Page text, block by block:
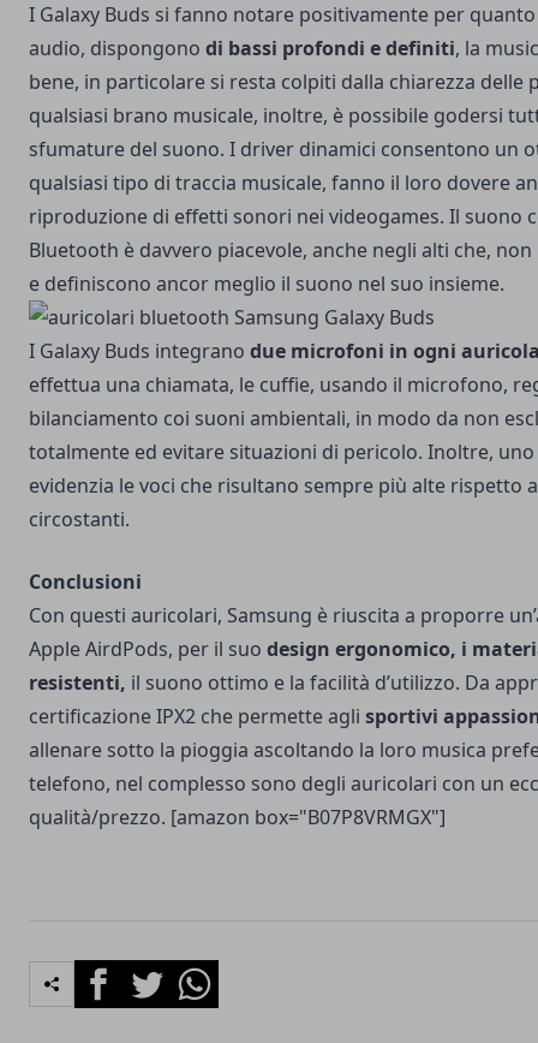
I Galaxy Buds si fanno notare positivamente per
audio, dispongono di bassi profondi e definiti, la
bene, in particolare si resta colpiti dalla chiarezza delle
qualsiasi brano musicale, inoltre, è possibile godersi
sfumature del suono. I driver dinamici consentono un
qualsiasi tipo di traccia musicale, fanno il loro dovere
riproduzione di effetti sonori nei videogames. Il suono
Bluetooth è davvero piacevole, anche negli alti che,
e definiscono ancor meglio il suono nel suo insieme.
I Galaxy Buds integrano due microfoni in ogni
effettua una chiamata, le cuffie, usando il microfono,
bilanciamento coi suoni ambientali, in modo da non
totalmente ed evitare situazioni di pericolo. Inoltre,
evidenzia le voci che risultano sempre più alte rispetto
circostanti.
Conclusioni
Con questi auricolari, Samsung è riuscita a proporre
Apple AirdPods, per il suo design ergonomico, i
resistenti, il suono ottimo e la facilità d’utilizzo. Da
certificazione IPX2 che permette agli sportivi
allenare sotto la pioggia ascoltando la loro musica
telefono, nel complesso sono degli auricolari con un
qualità/prezzo. [amazon box="B07P8VRMGX"]
FacebookTwitterWhatsapp